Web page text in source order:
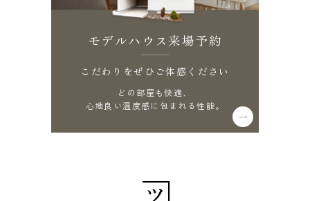
モデルハウス来場予約
こだわりをぜひご体感ください
どの部屋も快適、
心地良い温度感に包まれる性能。